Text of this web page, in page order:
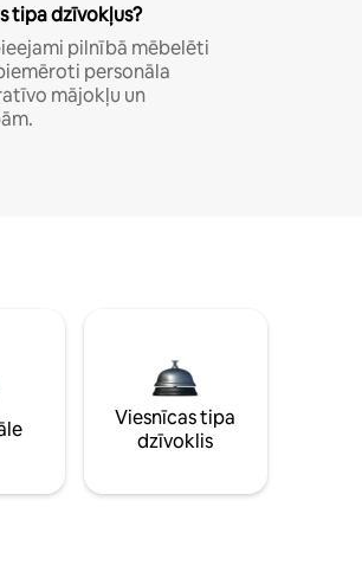
tipa dzīvokļus?
pilnībā mēbelēti
personāla
mājokļu un
Viesnīcas tipa
dzīvoklis